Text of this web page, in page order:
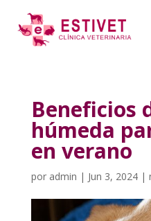
Beneficios
húmeda
en verano
por admin | Jun 3, 2024|